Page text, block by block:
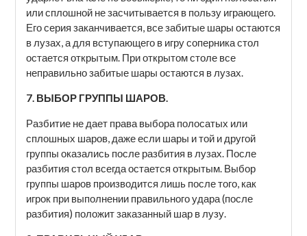
или сплошной не засчитывается в пользу играющего.
Его серия заканчивается, все забитые шары остаются
в лузах, а для вступающего в игру соперника стол
остается открытым. При открытом столе все
неправильно забитые шары остаются в лузах.
7. ВЫБОР ГРУППЫ ШАРОВ.
Разбитие не дает права выбора полосатых или
сплошных шаров, даже если шары и той и другой
группы оказались после разбития в лузах. После
разбития стол всегда остается открытым. Выбор
группы шаров производится лишь после того, как
игрок при выполнении правильного удара (после
разбития) положит заказанный шар в лузу.